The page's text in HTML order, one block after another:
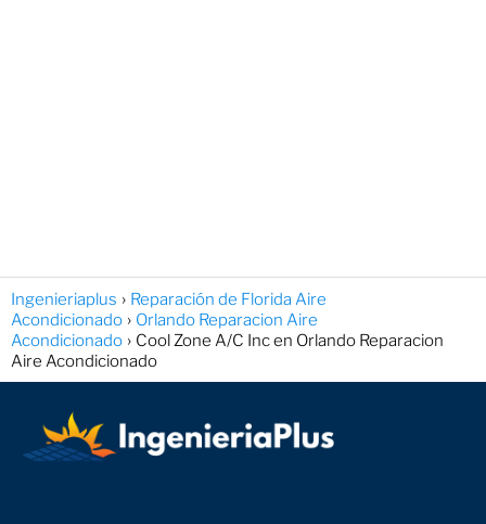
Ingenieriaplus
Reparación de Florida Aire
Acondicionado
Orlando Reparacion Aire
Acondicionado
Cool Zone A/C Inc en Orlando Reparacion
Aire Acondicionado